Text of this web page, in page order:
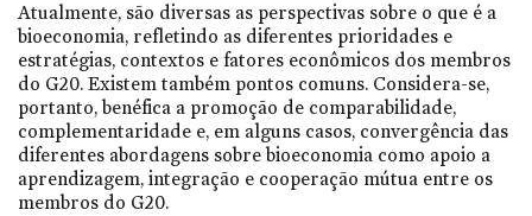
Atualmente, são diversas as perspectivas sobre o que é a
bioeconomia, refletindo as diferentes prioridades e
estratégias, contextos e fatores econômicos dos membros
do G20. Existem também pontos comuns. Considera-se,
portanto, benéfica a promoção de comparabilidade,
complementaridade e, em alguns casos, convergência das
diferentes abordagens sobre bioeconomia como apoio a
aprendizagem, integração e cooperação mútua entre os
membros do G20.